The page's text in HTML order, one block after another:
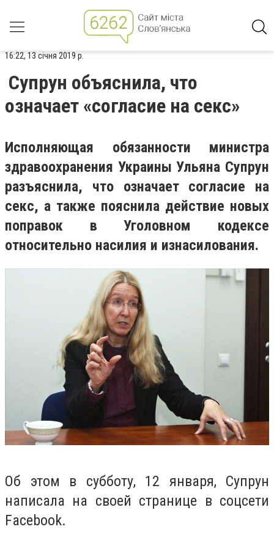
16:22, 13 січня 2019 р.
Супрун объяснила, что
означает «согласие на секс»
Исполняющая обязанности министра
здравоохранения Украины Ульяна Супрун
разъяснила, что означает согласие на
секс, а также пояснила действие новых
поправок в Уголовном кодексе
относительно насилия и изнасилования.
Об этом в субботу, 12 января, Супрун
написала на своей странице в соцсети
Facebook.